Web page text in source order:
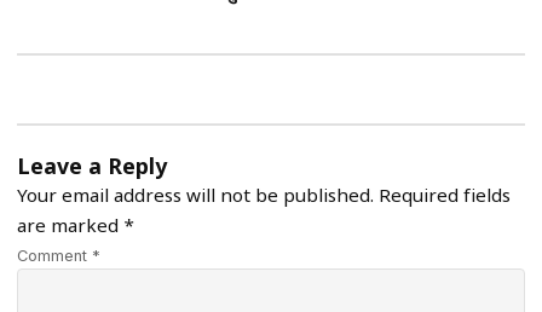
Leave a Reply
Your email address will not be published. Required fields
are marked *
Comment *